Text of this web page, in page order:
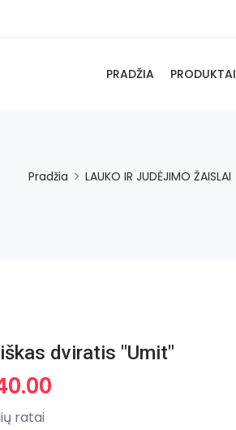
PRADŽIA PRODUKTAI
Pradžia LAUKO IR JUDĖJIMO ŽAISLAI
dviratis "Umit"
ratai